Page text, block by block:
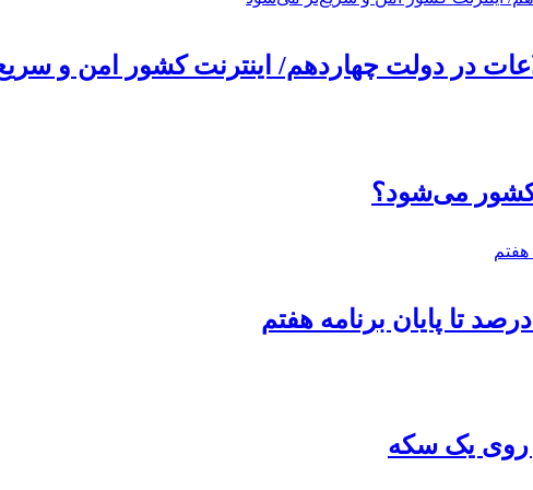
در دولت چهاردهم/ اینترنت کشور امن و
کشور می‌شود؟
روی یک سکه